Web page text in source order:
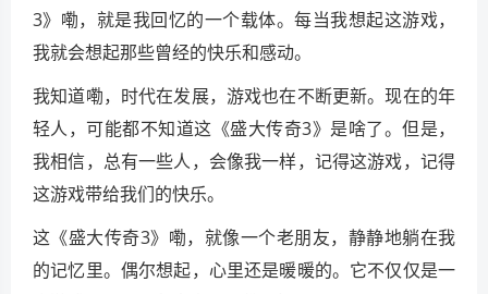
3》嘞，就是我回忆的一个载体。每当我想起这游戏，
我就会想起那些曾经的快乐和感动。
我知道嘞，时代在发展，游戏也在不断更新。现在的年
轻人，可能都不知道这《盛大传奇3》是啥了。但是，
我相信，总有一些人，会像我一样，记得这游戏，记得
这游戏带给我们的快乐。
这《盛大传奇3》嘞，就像一个老朋友，静静地躺在我
的记忆里。偶尔想起，心里还是暖暖的。它不仅仅是一